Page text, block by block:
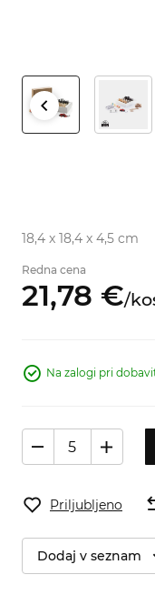
18,4 x 18,4 x 4,5 cm
Redna cena
21,78 €/
Na zalogi pri
Priljubljeno
Dodaj v seznam